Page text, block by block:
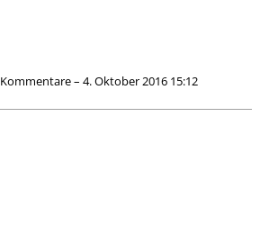
Kommentare – 4. Oktober 2016 15:12